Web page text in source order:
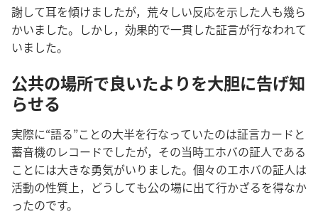
謝して耳を傾けましたが，荒々しい反応を示した人も幾ら
かいました。しかし，効果的で一貫した証言が行なわれて
いました。
公共の場所で良いたよりを大胆に告げ知
らせる
実際に“語る”ことの大半を行なっていたのは証言カードと
蓄音機のレコードでしたが，その当時エホバの証人である
ことには大きな勇気がいりました。個々のエホバの証人は
活動の性質上，どうしても公の場に出て行かざるを得なか
ったのです。